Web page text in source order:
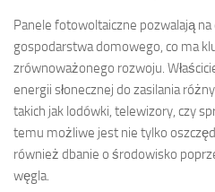
Panele fotowoltaiczne pozwalają na
gospodarstwa domowego, co ma
zrównoważonego rozwoju.
energii słonecznej do zasilania
takich jak lodówki, telewizory, czy
temu możliwe jest nie tylko
również dbanie o środowisko
węgla.